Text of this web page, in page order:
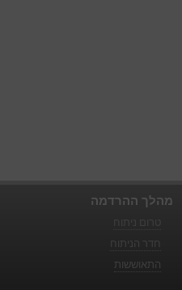
מהלך ההרדמה
חדר הניתוח
התאוששות